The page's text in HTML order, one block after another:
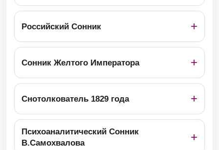
Российский Сонник
Сонник Желтого Императора
Снотолкователь 1829 года
Психоаналитический Сонник
В.Самохвалова